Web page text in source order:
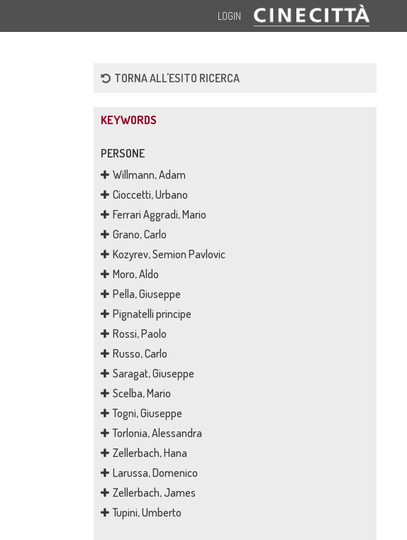
LOGIN
TORNA ALL'ESITO RICERCA
KEYWORDS
PERSONE
Willmann, Adam
Cioccetti, Urbano
Ferrari Aggradi, Mario
Grano, Carlo
Kozyrev, Semion Pavlovic
Moro, Aldo
Pella, Giuseppe
Pignatelli principe
Rossi, Paolo
Russo, Carlo
Saragat, Giuseppe
Scelba, Mario
Togni, Giuseppe
Torlonia, Alessandra
Zellerbach, Hana
Larussa, Domenico
Zellerbach, James
Tupini, Umberto